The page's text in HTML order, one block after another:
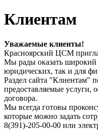
Клиентам
Уважаемые клиенты!
Красноярский ЦСМ
Мы рады оказать широкий
юридических, так и для
Раздел сайта "Клиентам"
предоставляемые услуги,
договора.
Мы всегда готовы
которые можно задать
8(391)-205-00-00 или